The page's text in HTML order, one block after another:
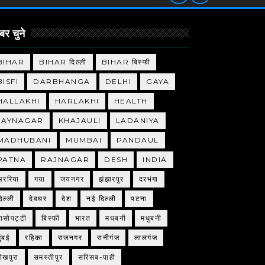
चुने
BIHAR दिल्ली BIHAR बिस्फी
DARBHANGA DELHI GAYA
HARLAKHI HEALTH
KHAJAULI LADANIYA
MUMBAI PANDAUL
RAJNAGAR DESH INDIA
गया जयनगर झंझारपुर दरभंगा
देवघर देश नई दिल्ली पटना
बिस्फी भारत मधबनी मधुबनी
रहिका राजनगर रानीगंज लालगंज
समस्तीपुर सरिसब-पाही